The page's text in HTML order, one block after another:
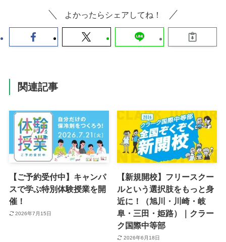
よかったらシェアしてね！
関連記事
【ご予約受付中】キャンパ
スで学ぶ特別体験授業を開
催！
2026年7月15日
【新規開校】フリースクー
ルという選択肢をもっと身
近に！（旭川・川崎・岐
阜・三田・姫路）｜クラー
ク国際中等部
2026年6月18日